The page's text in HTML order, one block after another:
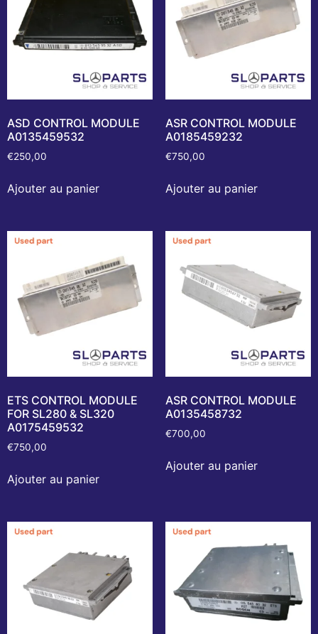
ASD CONTROL MODULE
A0135459532
€250,00
Ajouter au panier
ASR CONTROL MODULE
A0185459232
€750,00
Ajouter au panier
ETS CONTROL MODULE
FOR SL280 & SL320
A0175459532
€750,00
Ajouter au panier
ASR CONTROL MODULE
A0135458732
€700,00
Ajouter au panier